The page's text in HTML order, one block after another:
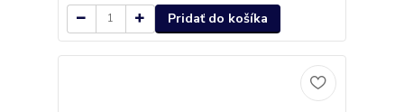
Pridať do košíka